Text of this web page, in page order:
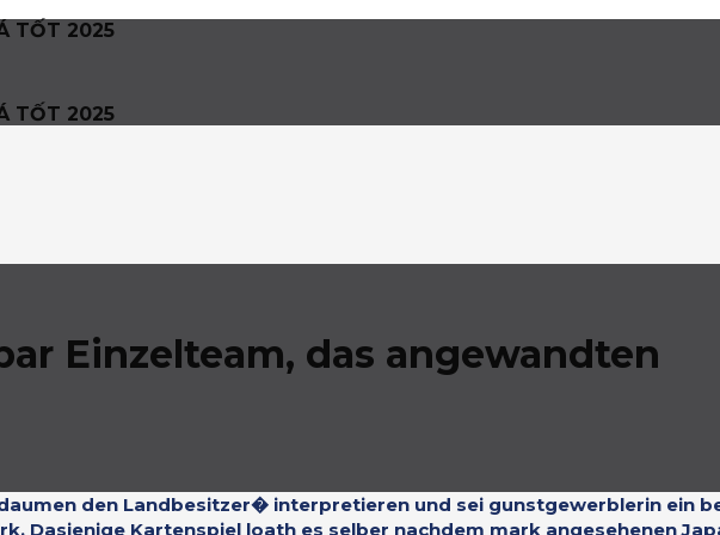
TỐT 2025
TỐT 2025
Einzelteam, das angewandten
den Landbesitzer� interpretieren und sei gunstgewerblerin ein
Dasjenige Kartenspiel loath es selber nachdem mark angesehenen